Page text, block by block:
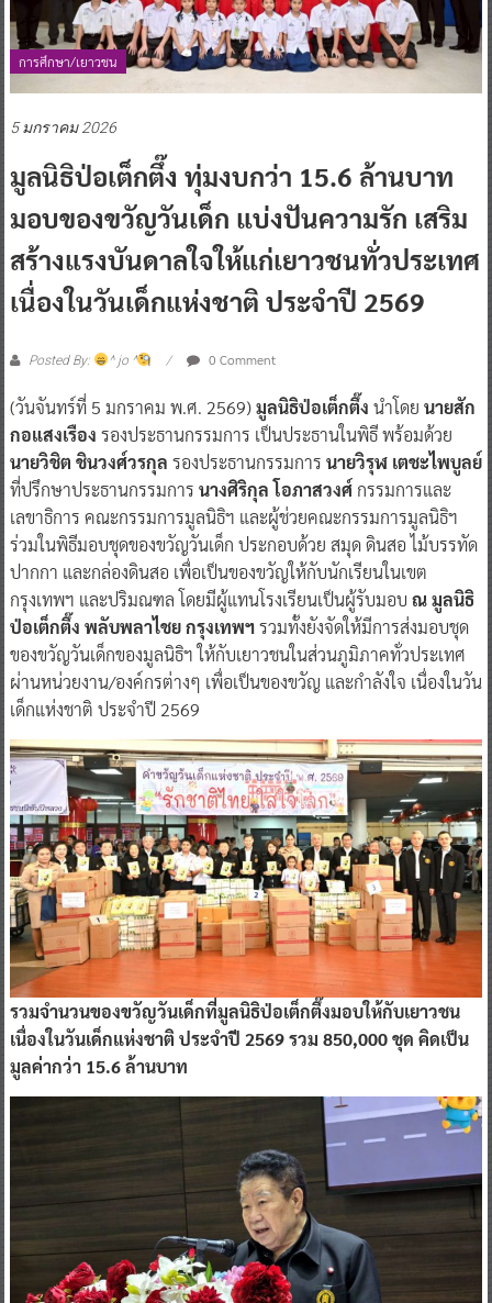
การศึกษา/เยาวชน
5 มกราคม 2026
มูลนิธิป่อเต็กตึ๊ง ทุ่มงบกว่า 15.6 ล้านบาท
มอบของขวัญวันเด็ก แบ่งปันความรัก เสริม
สร้างแรงบันดาลใจให้แก่เยาวชนทั่วประเทศ
เนื่องในวันเด็กแห่งชาติ ประจำปี 2569
Posted By: ^ jo ^ 0 Comment
(วันจันทร์ที่ 5 มกราคม พ.ศ. 2569)มูลนิธิป่อเต็กตึ๊ง นำโดย นายสัก
กอแสงเรือง รองประธานกรรมการ เป็นประธานในพิธี พร้อมด้วย
นายวิชิต ชินวงศ์วรกุล รองประธานกรรมการ นายวิรุฬ เตชะไพบูลย์
ที่ปรึกษาประธานกรรมการ นางศิริกุล โอภาสวงศ์ กรรมการและ
เลขาธิการ คณะกรรมการมูลนิธิฯ และผู้ช่วยคณะกรรมการมูลนิธิฯ
ร่วมในพิธีมอบชุดของขวัญวันเด็ก ประกอบด้วย สมุด ดินสอ ไม้บรรทัด
ปากกา และกล่องดินสอ เพื่อเป็นของขวัญให้กับนักเรียนในเขต
กรุงเทพฯ และปริมณฑล โดยมีผู้แทนโรงเรียนเป็นผู้รับมอบ ณ มูลนิธิ
ป่อเต็กตึ๊ง พลับพลาไชย กรุงเทพฯรวมทั้งยังจัดให้มีการส่งมอบชุด
ของขวัญวันเด็กของมูลนิธิฯ ให้กับเยาวชนในส่วนภูมิภาคทั่วประเทศ
ผ่านหน่วยงาน/องค์กรต่างๆ เพื่อเป็นของขวัญ และกำลังใจ เนื่องในวัน
เด็กแห่งชาติ ประจำปี 2569
รวมจำนวนของขวัญวันเด็กที่มูลนิธิป่อเต็กตึ๊งมอบให้กับเยาวชน
เนื่องในวันเด็กแห่งชาติ ประจำปี 2569 รวม 850,000 ชุด คิดเป็น
มูลค่ากว่า 15.6 ล้านบาท